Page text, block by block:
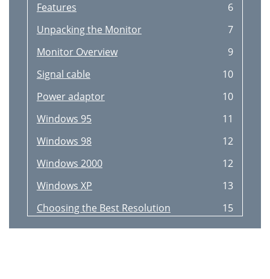
Features
6
Unpacking the Monitor
7
Monitor Overview
9
Signal cable
10
Power adaptor
10
Windows 95
11
Windows 98
12
Windows 2000
12
Windows XP
13
Choosing the Best Resolution
15
Table 1
17